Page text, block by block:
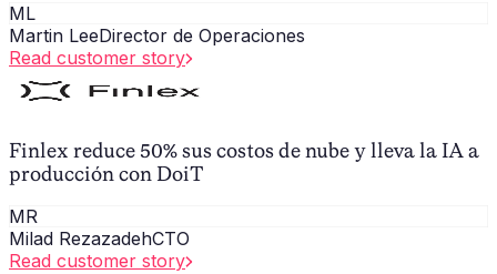
ML
Martin LeeDirector de Operaciones
Read customer story
Finlex reduce 50% sus costos de nube y lleva la IA a
producción con DoiT
MR
Milad RezazadehCTO
Read customer story